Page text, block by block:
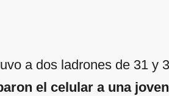
a dos ladrones de 31 y
el celular a una joven